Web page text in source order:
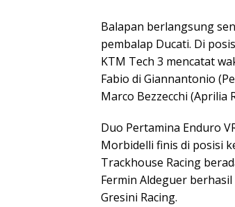
Balapan berlangsung
pembalap Ducati. Di
KTM Tech 3 mencatat
Fabio di Giannantonio
Marco Bezzecchi (Aprilia
Duo Pertamina Enduro
Morbidelli finis di posisi
Trackhouse Racing
Fermin Aldeguer
Gresini Racing.